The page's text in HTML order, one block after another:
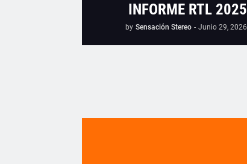
INFORME RTL 2025
by Sensación Stereo - Junio 29, 2026